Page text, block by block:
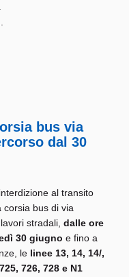
bus via
dal 30
al transito
corsia bus di via
stradali, dalle ore
30 giugno e fino a
le linee 13, 14, 14/,
726, 728 e N1